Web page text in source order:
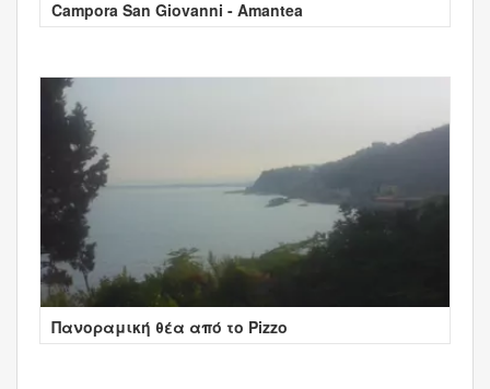
Campora San Giovanni - Amantea
Πανοραμική θέα από το Pizzo